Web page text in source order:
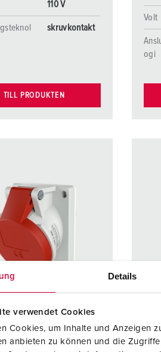
Details
verwendet Cookies
Cookies, um Inhalte und Anzeigen
anbieten zu können und die
110 V
skruvkontakt
TILL PRODUKTEN
Volt
ogi